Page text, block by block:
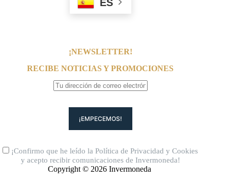
ES
¡NEWSLETTER!
RECIBE NOTICIAS Y PROMOCIONES
¡Confirmo que he leído laPolítica de Privacidad yCookies
y acepto recibir comunicaciones de Invermoneda!
Copyright © 2026 Invermoneda